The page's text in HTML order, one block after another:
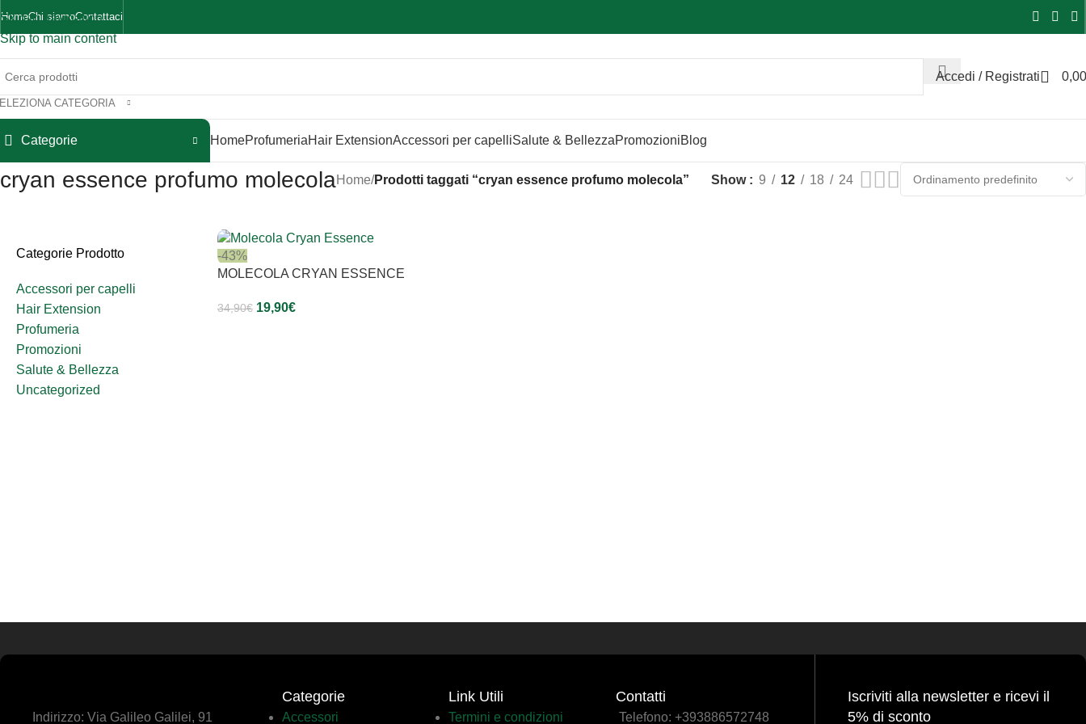
Skip to navigation
Skip to main content
HomeChi siamoContattaci
CATEGORIA
Accedi / Registrati 0,00
Categorie HomeProfumeriaHair ExtensionAccessori per capelliSalute & BellezzaPromozioniBlog
cryan essence profumo molecolaHome/Prodotti taggati “cryan essence profumo molecola” Show 9 12 18 24
Categorie Prodotto
Accessori per capelli
Hair Extension
Profumeria
Promozioni
Salute & Bellezza
Uncategorized
-43%
MOLECOLA CRYAN ESSENCE
34,90€ 19,90€
Indirizzo: Via Galileo Galilei, 91
Categorie
Accessori
Link Utili
Termini e condizioni
Contatti
Telefono: +393886572748
Iscriviti alla newsletter e ricevi il
5% di sconto